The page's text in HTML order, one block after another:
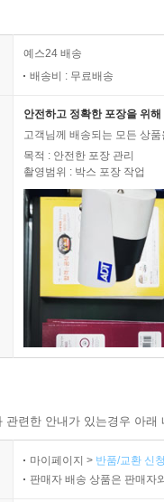
예스24 배송
배송비 : 무료배송
안전하고 정확한 포장을 위
고객님께 배송되는 모든 상
목적 : 안전한 포장 관리
촬영범위 : 박스 포장 작업
련한 안내가 있는경우 아
마이페이지 > 반품/교환 신
판매자 배송 상품은 판매자